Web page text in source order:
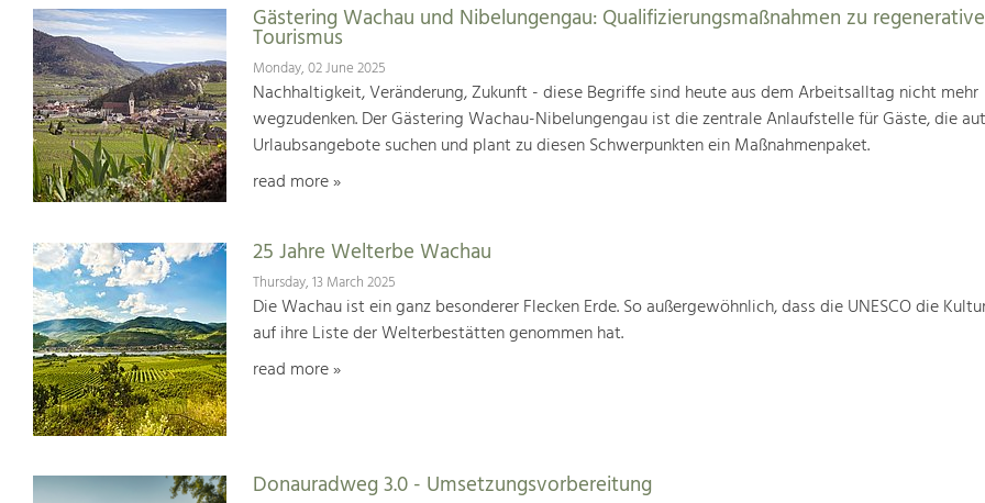
Gästering Wachau und Nibelungengau: Qualifizierungsmaßnahmen zu
Tourismus
Monday, 02 June 2025
Nachhaltigkeit, Veränderung, Zukunft - diese Begriffe sind heute aus dem Arbeitsalltag nicht mehr
wegzudenken. Der Gästering Wachau-Nibelungengau ist die zentrale Anlaufstelle für Gäste, die
Urlaubsangebote suchen und plant zu diesen Schwerpunkten ein Maßnahmenpaket.
read more »
25 Jahre Welterbe Wachau
Thursday, 13 March 2025
Die Wachau ist ein ganz besonderer Flecken Erde. So außergewöhnlich, dass die UNESCO die
auf ihre Liste der Welterbestätten genommen hat.
read more »
Donauradweg 3.0 - Umsetzungsvorbereitung